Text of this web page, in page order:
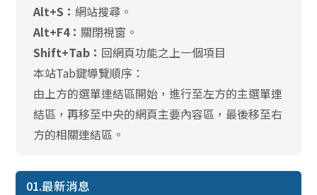
Alt+S：網站搜尋。
Alt+F4： 關閉視窗。
Shift+Tab： 回網頁功能之上一個項目
本站Tab鍵導覽順序：
由上方的選單連結區開始，進行至左方的主選單連
結區，再移至中央的網頁主要內容區，最後移至右
方的相關連結區。
01.最新消息